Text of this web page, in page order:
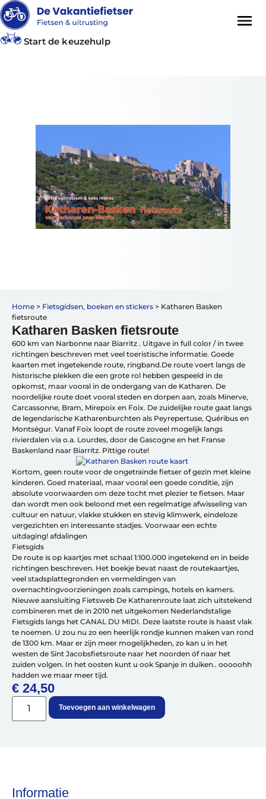
Vakantiefietsen
Intakelijst voor een vakantiefiets
Keuzehulp: Hoe kies je een vakantiefiets
Keuzehulp: Elektrische fiets
Merken
Fietsverzekering Afsluiten
Help mij bijhet
kiezenvan een fiets
Maak een afspraak
Over ons
Contact
De winkel
Blog
Kleding
Start de keuzehulp
Home > Fietsgidsen, boeken en stickers > Katharen Basken
fietsroute
Katharen Basken fietsroute
600 km van Narbonne naar Biarritz . Uitgave in full color / in twee
richtingen beschreven met veel toeristische informatie. Goede
kaarten met ingetekende route, ringband.De route voert langs de
historische plekken die een grote rol hebben gespeeld in de
opkomst, maar vooral in de ondergang van de Katharen. De
noordelijke route doet vooral steden en dorpen aan, zoals Minerve,
Carcassonne, Bram, Mirepoix en Foix. De zuidelijke route gaat langs
de legendarische Katharenburchten als Peyrepertuse, Quéribus en
Montségur. Vanaf Foix loopt de route zoveel mogelijk langs
rivierdalen via o.a. Lourdes, door de Gascogne en het Franse
Baskenland naar Biarritz. Pittige route!
Kortom, geen route voor de ongetrainde fietser of gezin met kleine
kinderen. Goed materiaal, maar vooral een goede conditie, zijn
absolute voorwaarden om deze tocht met plezier te fietsen. Maar
dan wordt men ook beloond met een regelmatige afwisseling van
cultuur en natuur, vlakke stukken en stevig klimwerk, eindeloze
vergezichten en interessante stadjes. Voorwaar een echte
uitdaging! afdalingen
Fietsgids
De route is op kaartjes met schaal 1:100.000 ingetekend en in beide
richtingen beschreven. Het boekje bevat naast de routekaartjes,
veel stadsplattegronden en vermeldingen van
overnachtingvoorzieningen zoals campings, hotels en kamers.
Nieuwe aansluiting Fietsweb De Katharenroute laat zich uitstekend
combineren met de in 2010 net uitgekomen Nederlandstalige
Fietsgids langs het CANAL DU MIDI. Deze laatste route is haast vlak
te noemen. U zou nu zo een heerlijk rondje kunnen maken van rond
de 1300 km. Maar er zijn meer mogelijkheden, zo kan u in het
westen de Sint Jacobsfietsroute naar het noorden óf naar het
zuiden volgen. In het oosten kunt u ook Spanje in duiken.. ooooohh
hadden we maar meer tijd.
€ 24,50
Toevoegen aan winkelwagen
Informatie